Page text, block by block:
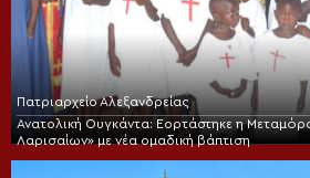
Πατριαρχείο Αλεξανδρείας
Ανατολική Ουγκάντα: Εορτάστηκε η
Λαρισαίων» με νέα ομαδική βάπτιση